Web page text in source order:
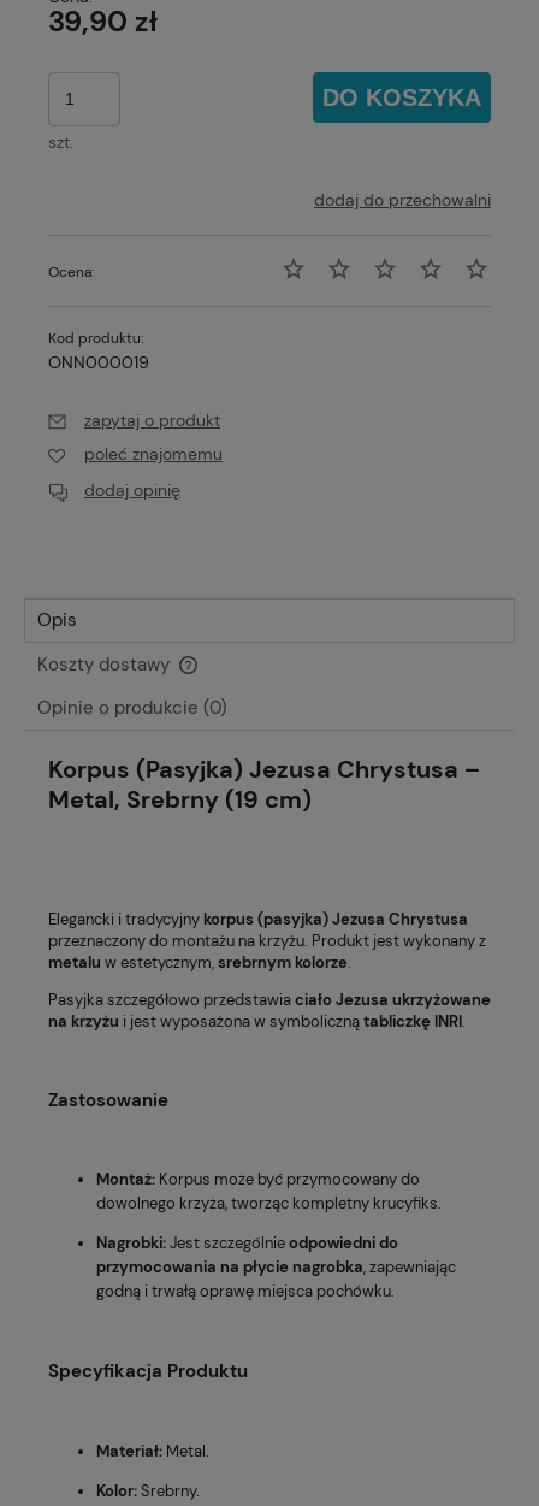
39,90 zł
szt.
DO KOSZYKA
dodaj do przechowalni
Ocena:
Kod produktu:
ONN000019
zapytaj o produkt
poleć znajomemu
dodaj opinię
Opis
Koszty dostawy
Cena nie zawiera ewentualnych kosztów płatności
Opinie o produkcie (0)
Korpus (Pasyjka) Jezusa Chrystusa –
Metal, Srebrny (19 cm)
Elegancki i tradycyjny korpus (pasyjka) Jezusa Chrystusa
przeznaczony do montażu na krzyżu. Produkt jest wykonany z
metalu w estetycznym,srebrnym kolorze.
Pasyjka szczegółowo przedstawiaciało Jezusa ukrzyżowane
na krzyżu i jest wyposażona w symbolicznątabliczkę INRI.
Zastosowanie
Montaż: Korpus może być przymocowany do
dowolnego krzyża, tworząc kompletny krucyfiks.
Nagrobki:Jest szczególnieodpowiedni do
przymocowania na płycie nagrobka, zapewniając
godną i trwałą oprawę miejsca pochówku.
Specyfikacja Produktu
Materiał: Metal.
Kolor:Srebrny.